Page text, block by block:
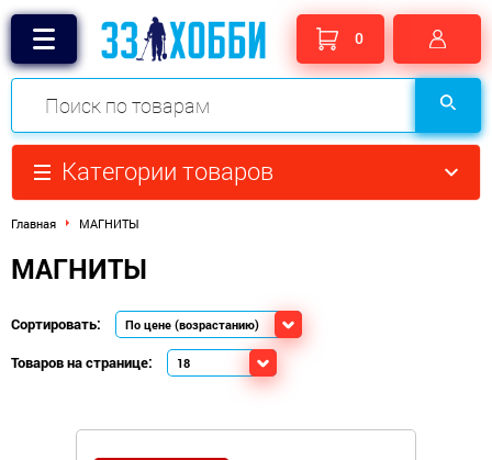
0
Категории товаров
Главная МАГНИТЫ
МАГНИТЫ
Сортировать:
Товаров на странице: